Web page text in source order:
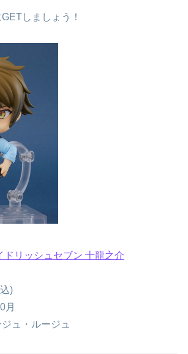
しましょう！
ドリッシュセブン 十龍之介
)
月
ュ・ルージュ